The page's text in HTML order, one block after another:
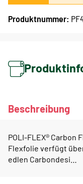
Produktnummer:
Beschreibung
POLI-FLEX® Carbon
Flexfolie verfügt
edlen Carbondesi…